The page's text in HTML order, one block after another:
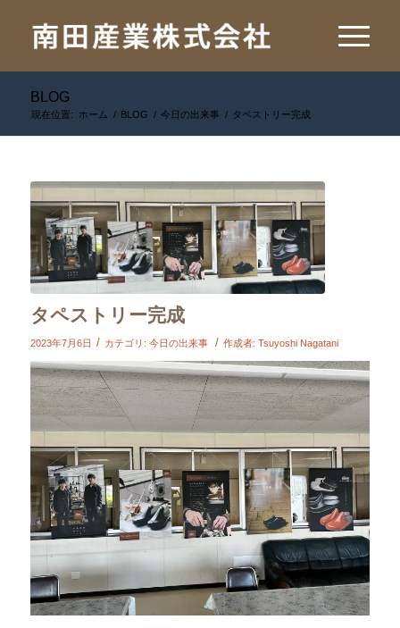
BLOG
現在位置: ホーム / BLOG / 今日の出来事 / タペストリー完成
タペストリー完成
2023年7月6日 / カテゴリ: 今日の出来事 / 作成者: Tsuyoshi Nagatani